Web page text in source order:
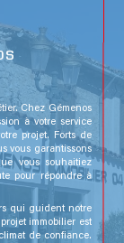
Chez Gémenos
à votre service
projet. Forts de
vous garantissons
vous souhaitiez
pour répondre à
qui guident notre
immobilier est
de confiance.